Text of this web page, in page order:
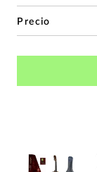
Precio